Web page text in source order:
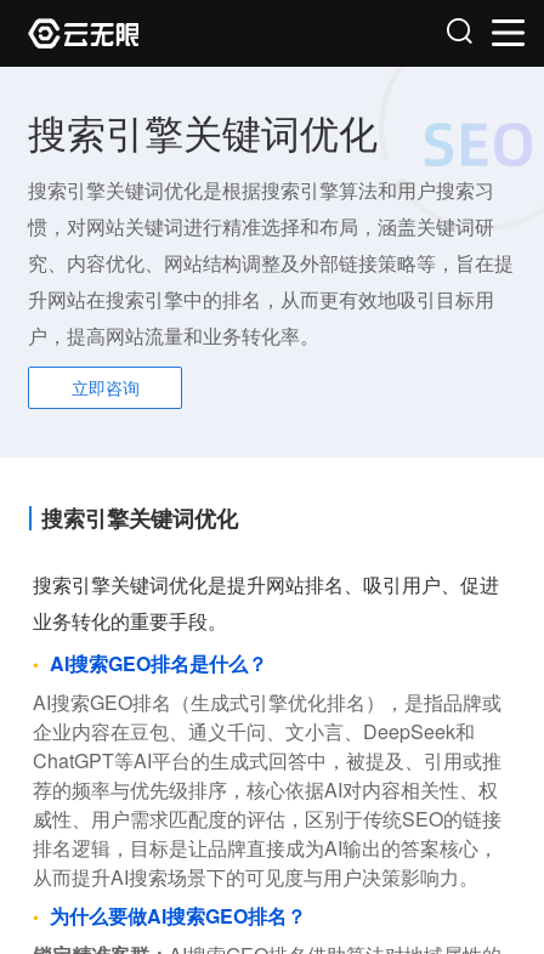
搜索引擎关键词优化
搜索引擎关键词优化是根据搜索引擎算法和用户搜索习
惯，对网站关键词进行精准选择和布局，涵盖关键词研
究、内容优化、网站结构调整及外部链接策略等，旨在提
升网站在搜索引擎中的排名，从而更有效地吸引目标用
户，提高网站流量和业务转化率。
立即咨询
搜索引擎关键词优化
搜索引擎关键词优化是提升网站排名、吸引用户、促进
业务转化的重要手段。
AI搜索GEO排名是什么？
AI搜索GEO排名（生成式引擎优化排名），是指品牌或
企业内容在豆包、通义千问、文小言、DeepSeek和
ChatGPT等AI平台的生成式回答中，被提及、引用或推
荐的频率与优先级排序，核心依据AI对内容相关性、权
威性、用户需求匹配度的评估，区别于传统SEO的链接
排名逻辑，目标是让品牌直接成为AI输出的答案核心，
从而提升AI搜索场景下的可见度与用户决策影响力。
为什么要做AI搜索GEO排名？